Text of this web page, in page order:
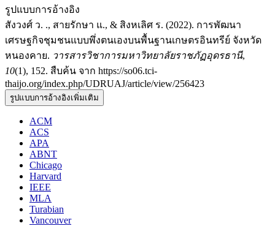
รูปแบบการอ้างอิง
สังวงศ์ ว. ., สายรักษา แ., & สิงหเลิศ ร. (2022). การพัฒนา
เศรษฐกิจชุมชนแบบพึ่งตนเองบนพื้นฐานเกษตรอินทรีย์ จังหวัด
หนองคาย. วารสารวิชาการมหาวิทยาลัยราชภัฏอุดรธานี,
10(1), 152. สืบค้น จาก https://so06.tci-
thaijo.org/index.php/UDRUAJ/article/view/256423
รูปแบบการอ้างอิงเพิ่มเติม
ACM
ACS
APA
ABNT
Chicago
Harvard
IEEE
MLA
Turabian
Vancouver